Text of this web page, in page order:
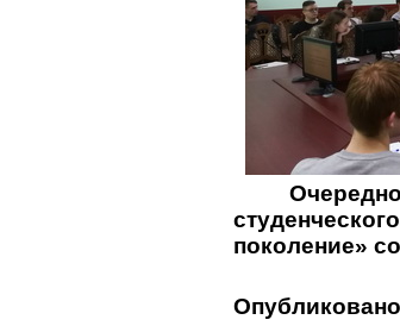
поколение»